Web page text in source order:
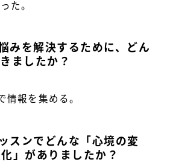
た。
みを解決するために、どん
ましたか？
情報を集める。
スンでどんな「心境の変
」がありましたか？